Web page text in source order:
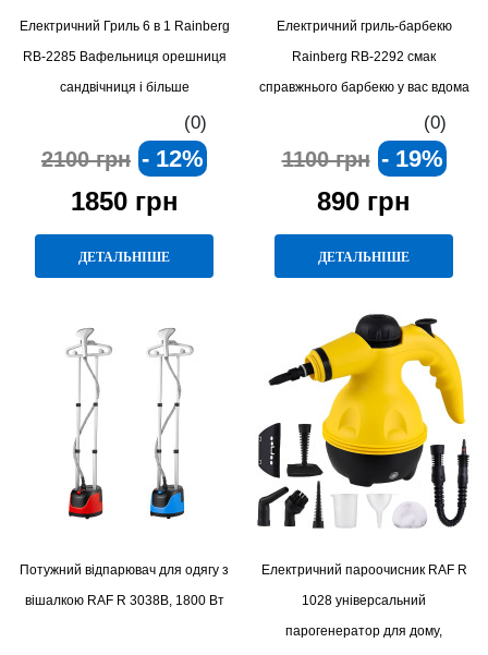
Електричний Гриль 6 в 1 Rainberg
RB-2285 Вафельниця орешниця
сандвічниця і більше
(0)
2100 грн - 12%
1850 грн
ДЕТАЛЬНІШЕ
Електричний гриль-барбекю
Rainberg RB-2292 смак
справжнього барбекю у вас вдома
(0)
1100 грн - 19%
890 грн
ДЕТАЛЬНІШЕ
Потужний відпарювач для одягу з
вішалкою RAF R 3038B, 1800 Вт
Електричний пароочисник RAF R
1028 універсальний
парогенератор для дому,